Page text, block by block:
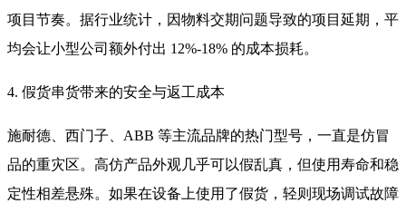
项目节奏。据行业统计，因物料交期问题导致的项目延期，平
均会让小型公司额外付出 12%-18% 的成本损耗。
4. 假货串货带来的安全与返工成本
施耐德、西门子、ABB 等主流品牌的热门型号，一直是仿冒
品的重灾区。高仿产品外观几乎可以假乱真，但使用寿命和稳
定性相差悬殊。如果在设备上使用了假货，轻则现场调试故障